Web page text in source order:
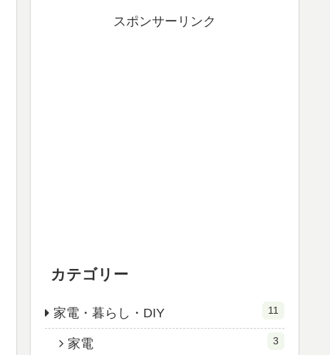
スポンサーリンク
カテゴリー
家電・暮らし・DIY 11
家電 3